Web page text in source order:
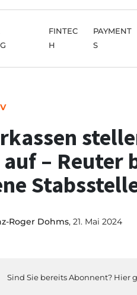
FINTEC
H
PAYMENT
S
auf – Reuter
Roger Dohms, 21. Mai 2024
Sind Sie bereits Abonnent? Hier